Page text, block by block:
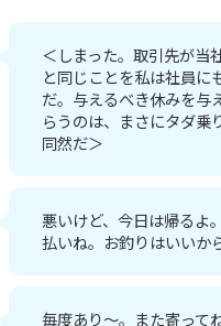
＜しまった。取引先が当
と同じことを私は社員に
だ。与えるべき休みを与
らうのは、まさにタダ乗
同然だ＞
悪いけど、今日は帰るよ
払いね。お釣りはいいか
毎度あり～。また寄って